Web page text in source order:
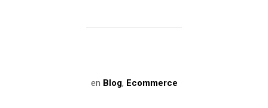
en Blog, Ecommerce